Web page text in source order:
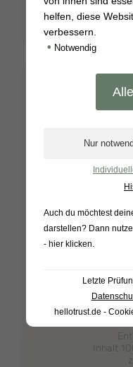
Inhalt
helfen, diese
verbessern.
• Notwendig
Auch du möchtest
darstellen? Dann nutze
- hier klicken.
Letzte
hellotrust.de -